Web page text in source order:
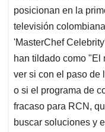
posicionan en la
televisión
'MasterChef
han tildado como "El
ver si con el paso de
o si el programa de
fracaso para RCN,
buscar soluciones y